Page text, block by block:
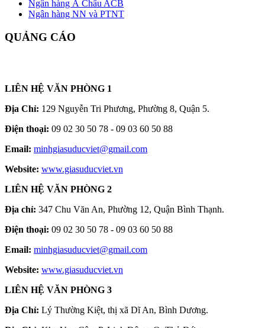
Ngân hàng Á Châu ACB
Ngân hàng NN và PTNT
QUẢNG CÁO
LIÊN HỆ VĂN PHÒNG 1
Địa Chỉ: 129 Nguyễn Tri Phương, Phường 8, Quận 5.
Điện thoại: 09 02 30 50 78 - 09 03 60 50 88
Email: minhgiasuducviet@gmail.com
Website: www.giasuducviet.vn
LIÊN HỆ VĂN PHÒNG 2
Địa chỉ: 347 Chu Văn An, Phường 12, Quận Bình Thạnh.
Điện thoại: 09 02 30 50 78 - 09 03 60 50 88
Email: minhgiasuducviet@gmail.com
Website: www.giasuducviet.vn
LIÊN HỆ VĂN PHÒNG 3
Địa Chỉ: Lý Thường Kiệt, thị xã Dĩ An, Bình Dương.